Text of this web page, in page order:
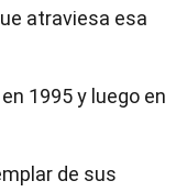
atraviesa esa
1995 y luego en
de sus